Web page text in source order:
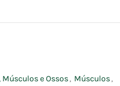
e Ossos, Músculos,